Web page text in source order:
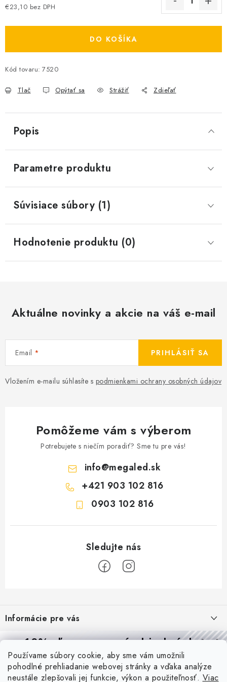
Používame súbory cookie, aby sme vám umožnili
pohodlné prehliadanie webovej stránky a vďaka analýze
neustále zlepšovali jej funkcie, výkon a použiteľnosť. Viac
€23,10 bez DPH
DO KOŠÍKA
Kód tovaru: 7520
Tlač Opýtať sa Strážiť Zdieľať
Popis
Parametre produktu
Súvisiace súbory (1)
Hodnotenie produktu (0)
Aktuálne novinky a akcie na váš e-mail
Email
Vložením e-mailu súhlasíte s podmienkami ochrany osobných údajov
PRIHLÁSIŤ SA
Pomôžeme vám s výberom
Potrebujete s niečím poradiť? Sme tu pre vás!
info@megaled.sk
+421 903 102 816
0903 102 816
p
ä
Informácie pre vás
Reklamácie a formulár na odstúpenie od zmluvy
Obchodné podmienky
Podmienky ochrany osobných údajov
Blog
10% zľavana prvú objednávku
Prihláste sa azískajtezľavu aj praktické tipy,vďaka ktorým
budete svietiť lepšie a platiť menej.